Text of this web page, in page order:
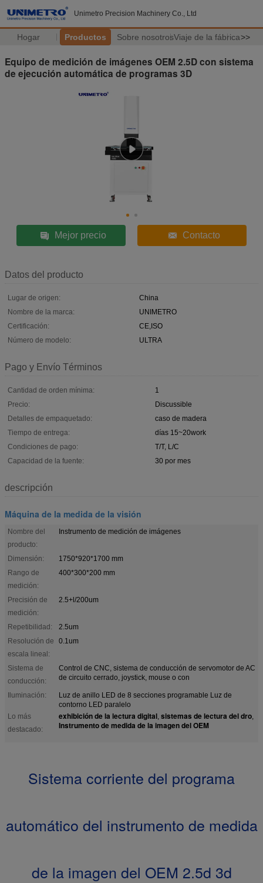
Unimetro Precision Machinery Co., Ltd
Hogar Productos Sobre nosotrosViaje de la fábrica>>
Equipo de medición de imágenes OEM 2.5D con sistema
de ejecución automática de programas 3D
Mejor precio Contacto
Datos del producto
Lugar de origen:
China
Nombre de la marca:
UNIMETRO
Certificación:
CE,ISO
Número de modelo:
ULTRA
Pago y Envío Términos
Cantidad de orden mínima:
1
Precio:
Discussible
Detalles de empaquetado:
caso de madera
Tiempo de entrega:
días 15~20work
Condiciones de pago:
T/T, L/C
Capacidad de la fuente:
30 por mes
descripción
Máquina de la medida de la visión
Nombre del
producto:
Instrumento de medición de imágenes
Dimensión:
1750*920*1700 mm
Rango de
medición:
400*300*200 mm
Precisión de
medición:
2.5+l/200um
Repetibilidad:
2.5um
Resolución de
escala lineal:
0.1um
Sistema de
conducción:
Control de CNC, sistema de conducción de servomotor de AC
de circuito cerrado, joystick, mouse o con
Iluminación:
Luz de anillo LED de 8 secciones programable Luz de
contorno LED paralelo
Lo más
destacado:
exhibición de la lectura digital, sistemas de lectura del dro,
Instrumento de medida de la imagen del OEM
Sistema corriente del programa
automático del instrumento de medida
de la imagen del OEM 2.5d 3d